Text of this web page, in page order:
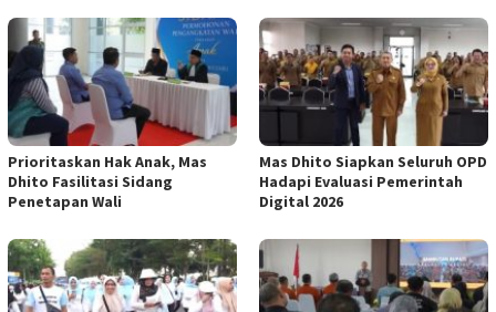
Prioritaskan Hak Anak, Mas
Dhito Fasilitasi Sidang
Penetapan Wali
Mas Dhito Siapkan Seluruh OPD
Hadapi Evaluasi Pemerintah
Digital 2026